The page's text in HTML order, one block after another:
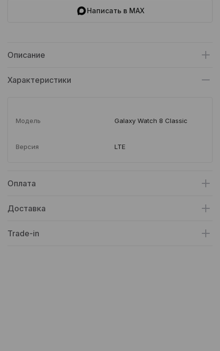
Написать в MAX
Описание
Характеристики
Модель Galaxy Watch 8 Classic
Версия LTE
Оплата
Доставка
Trade-in